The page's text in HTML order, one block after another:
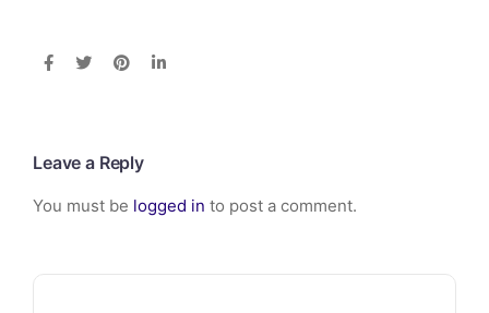
Leave a Reply
You must be logged in to post a comment.